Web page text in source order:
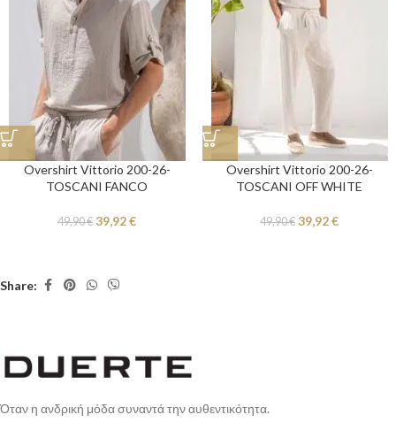
Overshirt Vittorio 200-26-
TOSCANI FANCO
49,90€ 39,92€
Overshirt Vittorio 200-26-
TOSCANI OFF WHITE
49,90€ 39,92€
Share:
Όταν η ανδρική μόδα συναντά την αυθεντικότητα.